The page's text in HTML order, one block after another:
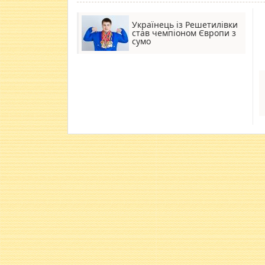
Українець із Решетилівки
став чемпіоном Європи з
сумо